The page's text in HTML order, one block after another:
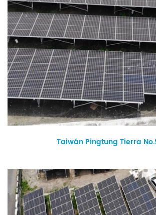
Taiwán Pingtung Tierra